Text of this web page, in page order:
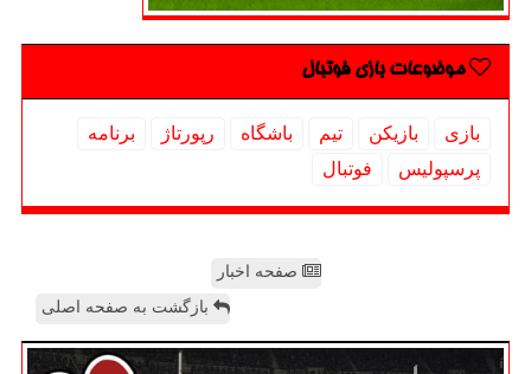
موضوعات بازی فوتبال
بازی بازیكن تیم باشگاه رپورتاژ
برنامه
پرسپولیس
فوتبال
صفحه اخبار
بازگشت به صفحه اصلی